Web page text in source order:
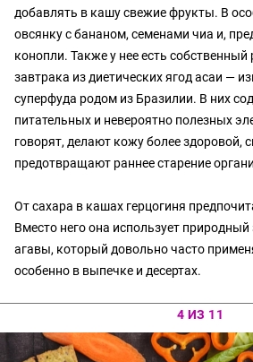
добавлять в кашу свежие фрукты. В
овсянку с бананом, семенами чиа и,
конопли. Также у нее есть собственный
завтрака из диетических ягод асаи —
суперфуда родом из Бразилии. В них
питательных и невероятно полезных
говорят, делают кожу более здоровой,
предотвращают раннее старение
От сахара в кашах герцогиня
Вместо него она использует
агавы, который довольно часто
особенно в выпечке и десертах.
4 ИЗ 11